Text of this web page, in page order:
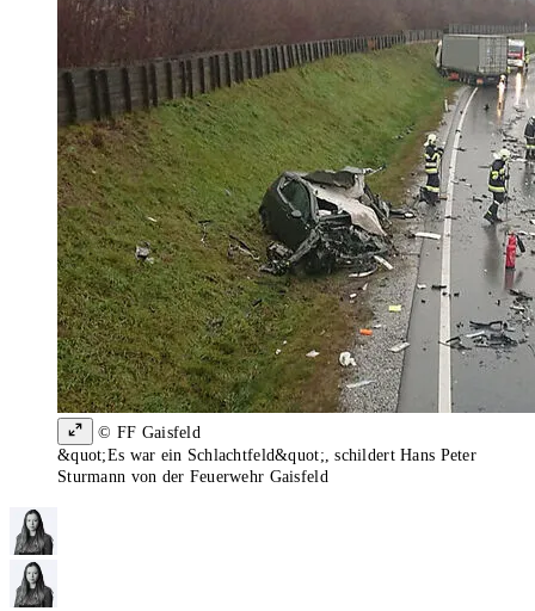
© FF Gaisfeld
&quot;Es war ein Schlachtfeld&quot;, schildert Hans Peter
Sturmann von der Feuerwehr Gaisfeld